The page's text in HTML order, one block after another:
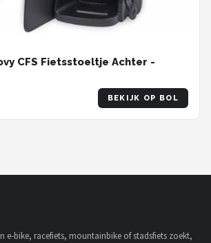
CFS Fietsstoeltje Achter -
BEKIJK OP BOL
e-bike, racefiets, mountainbike of stadsfiets zoekt,